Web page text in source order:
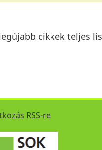
cikkek teljes
RSS-re